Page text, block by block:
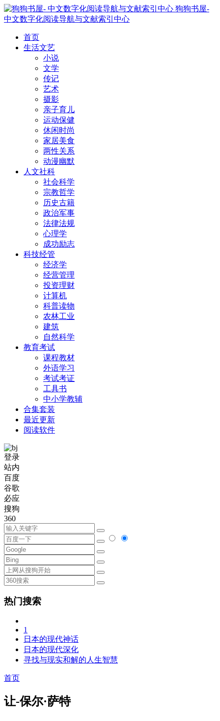
狗狗书屋-
中文数字化阅读导航与文献索引中心
首页
生活文艺
小说
文学
传记
艺术
摄影
亲子育儿
运动保健
休闲时尚
家居美食
两性关系
动漫幽默
人文社科
社会科学
宗教哲学
历史古籍
政治军事
法律法规
心理学
成功励志
科技经管
经济学
经营管理
投资理财
计算机
科普读物
农林工业
建筑
自然科学
教育考试
课程教材
外语学习
考试考证
工具书
中小学教辅
合集套装
最近更新
阅读软件
登录
站内
百度
谷歌
必应
搜狗
360
热门搜索
1
日本的现代神话
日本的现代深化
寻找与现实和解的人生智慧
首页
让-保尔·萨特